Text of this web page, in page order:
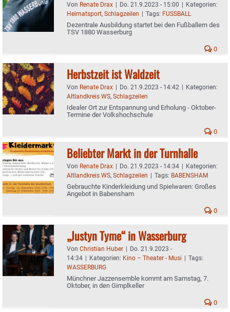
Von Renate Drax | Do. 21.9.2023 - 15:00 | Kategorien:
Heimatsport, Schlagzeilen | Tags: FUSSBALL
Dezentrale Ausbildung startet bei den Fußballern des
TSV 1880 Wasserburg
0
Herbstzeit ist Waldzeit
Von Renate Drax | Do. 21.9.2023 - 14:42 | Kategorien:
Altlandkreis WS, Schlagzeilen
Idealer Ort zur Entspannung und Erholung - Oktober-
Termine der Volkshochschule
0
Beliebter Markt in der Turnhalle
Von Renate Drax | Do. 21.9.2023 - 14:34 | Kategorien:
Altlandkreis WS, Schlagzeilen | Tags: BABENSHAM
Gebrauchte Kinderkleidung und Spielwaren: Großes
Angebot in Babensham
0
„Justyn Tyme“ in Wasserburg
Von Christian Huber | Do. 21.9.2023 -
14:34 | Kategorien: Kino – Theater - Musi | Tags:
WASSERBURG
Münchner Jazzensemble kommt am Samstag, 7.
Oktober, in den Gimplkeller
0